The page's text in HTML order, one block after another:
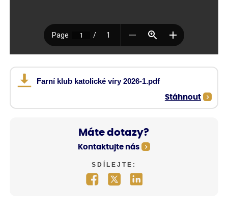
Farní klub katolické víry 2026-1.pdf
Stáhnout
Máte dotazy?
Kontaktujte nás
SDÍLEJTE: